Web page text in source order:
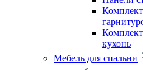
кухонь
Мебель для спальни